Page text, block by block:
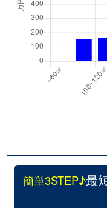
簡単3STEP♪最